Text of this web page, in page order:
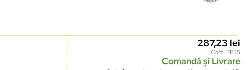
287,23 lei
Cod: TP35
Comandă și Livrare